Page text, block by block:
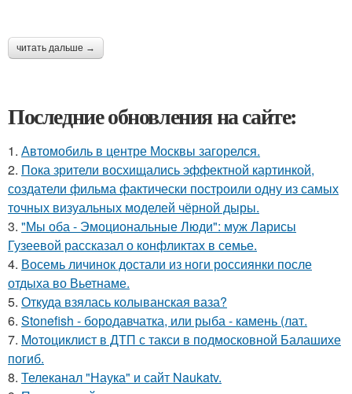
читать дальше →
Последние обновления на сайте:
1. Автомобиль в центре Москвы загорелся.
2. Пока зрители восхищались эффектной картинкой,
создатели фильма фактически построили одну из самых
точных визуальных моделей чёрной дыры.
3. "Мы оба - Эмоциональные Люди": муж Ларисы
Гузеевой рассказал о конфликтах в семье.
4. Восемь личинок достали из ноги россиянки после
отдыха во Вьетнаме.
5. Откуда взялась колыванская ваза?
6. Stonefish - бородавчатка, или рыба - камень (лат.
7. Moтоциклист в ДТП с такси в подмосковной Балашихе
погиб.
8. Телеканал "Наука" и сайт Naukatv.